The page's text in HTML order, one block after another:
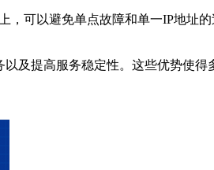
可以避免单点故障和单一IP地址
及提高服务稳定性。这些优势使得